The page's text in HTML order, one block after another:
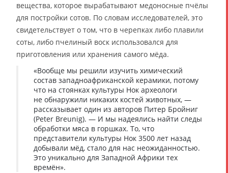
вещества, которое вырабатывают медоносные пчёлы
для постройки сотов. По словам исследователей, это
свидетельствует о том, что в черепках либо плавили
соты, либо пчелиный воск использовался для
приготовления или хранения самого мёда.
«Вообще мы решили изучить химический
состав западноафриканской керамики, потому
что на стоянках культуры Нок археологи
не обнаружили никаких костей животных, —
рассказывает один из авторов Питер Бройниг
(Peter Breunig). — И мы надеялись найти следы
обработки мяса в горшках. То, что
представители культуры Нок 3500 лет назад
добывали мёд, стало для нас неожиданностью.
Это уникально для Западной Африки тех
времён».